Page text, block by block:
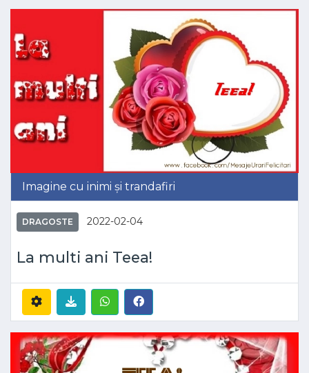
Imagine cu inimi și trandafiri
DRAGOSTE 2022-02-04
La multi ani Teea!